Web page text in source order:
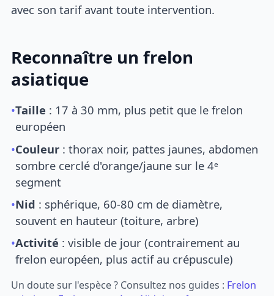
avec son tarif avant toute intervention.
Reconnaître un frelon
asiatique
•Taille : 17 à 30 mm, plus petit que le frelon
européen
•Couleur : thorax noir, pattes jaunes, abdomen
sombre cerclé d'orange/jaune sur le 4ᵉ
segment
•Nid : sphérique, 60-80 cm de diamètre,
souvent en hauteur (toiture, arbre)
•Activité : visible de jour (contrairement au
frelon européen, plus actif au crépuscule)
Un doute sur l'espèce ? Consultez nos guides : Frelon